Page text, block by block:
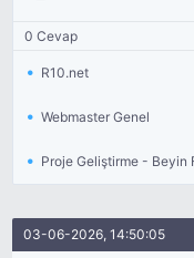
0 Cevap
R10.net
Webmaster Genel
Proje Geliştirme - Beyin
03-06-2026, 14:50:05